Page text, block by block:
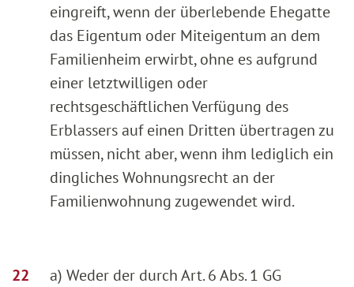
eingreift, wenn der überlebende Ehegatte
das Eigentum oder Miteigentum an dem
Familienheim erwirbt, ohne es aufgrund
einer letztwilligen oder
rechtsgeschäftlichen Verfügung des
Erblassers auf einen Dritten übertragen zu
müssen, nicht aber, wenn ihm lediglich ein
dingliches Wohnungsrecht an der
Familienwohnung zugewendet wird.
a) Weder der durch Art. 6 Abs. 1 GG